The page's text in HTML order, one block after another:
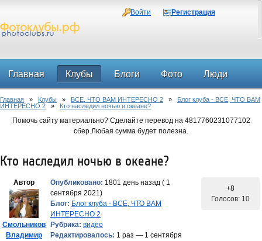
Войти Регистрация
Главная Клубы Блоги Фото Люди
Форум
Главная » Клубы » ВСЕ, ЧТО ВАМ ИНТЕРЕСНО 2 » Блог клуба - ВСЕ, ЧТО ВАМ
ИНТЕРЕСНО 2 » Кто наследил ночью в океане?
Помочь сайту материально? Сделайте перевод на 4817760231077102
сбер.Любая сумма будет полезна.
Кто наследил ночью в океане?
Автор
Смольников
Владимир
Опубликовано: 1801 день назад ( 1
сентября 2021)
Блог: Блог клуба - ВСЕ, ЧТО ВАМ
ИНТЕРЕСНО 2
Рубрика: видео
Редактировалось: 1 раз — 1 сентября
+8
Голосов: 10